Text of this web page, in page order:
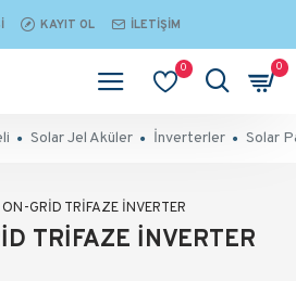
KAYIT OL İLETIŞIM
0 0
Solar Jel Aküler İnverterler Solar
GRİD TRİFAZE İNVERTER
TRİFAZE İNVERTER